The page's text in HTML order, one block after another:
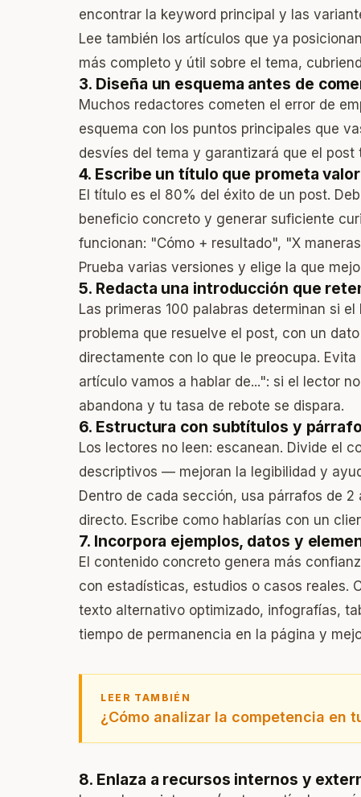
encontrar la keyword principal y las
Lee también los artículos que ya
más completo y útil sobre el tema,
3. Diseña un esquema antes de
Muchos redactores cometen el error de
esquema con los puntos principales que
desvíes del tema y garantizará que el
4. Escribe un título que prometa valor
El título es el 80% del éxito de un post.
beneficio concreto y generar suficiente
funcionan: "Cómo + resultado", "X
Prueba varias versiones y elige la que
5. Redacta una introducción que
Las primeras 100 palabras determinan si
problema que resuelve el post, con un
directamente con lo que le preocupa.
artículo vamos a hablar de...": si el lector
abandona y tu tasa de rebote se dispara.
6. Estructura con subtítulos y
Los lectores no leen: escanean. Divide el
descriptivos — mejoran la legibilidad y
Dentro de cada sección, usa párrafos de
directo. Escribe como hablarías con un
7. Incorpora ejemplos, datos y
El contenido concreto genera más
con estadísticas, estudios o casos reales.
texto alternativo optimizado, infografías,
tiempo de permanencia en la página y
LEER TAMBIÉN
¿Cómo analizar la competencia en
8. Enlaza a recursos internos y